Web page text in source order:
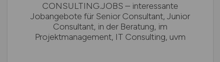
CONSULTING.JOBS – interessante
Jobangebote für Senior Consultant, Junior
Consultant, in der Beratung, im
Projektmanagement, IT Consulting, uvm